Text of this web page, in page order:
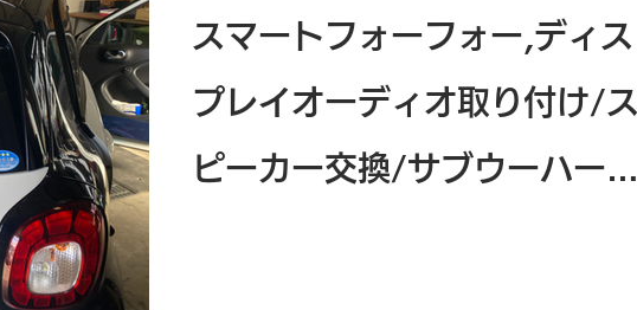
スマートフォーフォー,ディス
プレイオーディオ取り付け/ス
ピーカー交換/サブウーハー取